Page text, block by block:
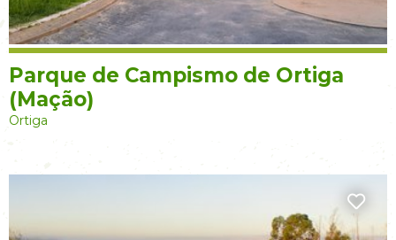
Parque de Campismo de Ortiga
(Mação)
Ortiga